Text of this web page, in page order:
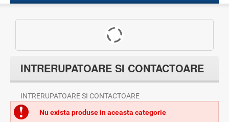
INTRERUPATOARE SI CONTACTOARE
INTRERUPATOARE SI CONTACTOARE
Nu exista produse in aceasta categorie